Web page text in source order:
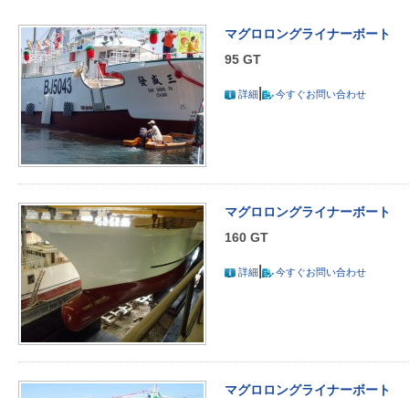
マグロロングライナーボート
95 GT
詳細 今すぐお問い合わせ
マグロロングライナーボート
160 GT
詳細 今すぐお問い合わせ
マグロロングライナーボート